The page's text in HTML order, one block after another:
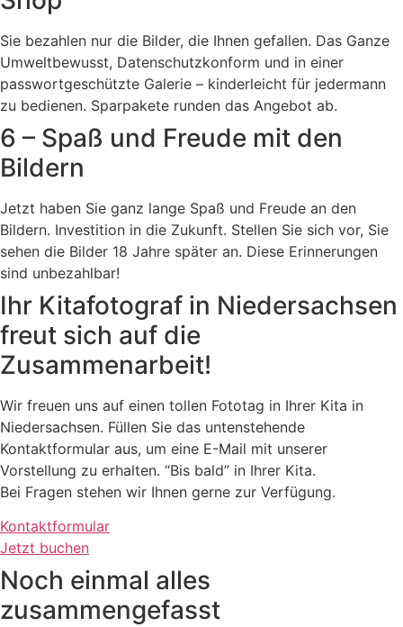
Sie bezahlen nur die Bilder, die Ihnen gefallen. Das Ganze
Umweltbewusst, Datenschutzkonform und in einer
passwortgeschützte Galerie – kinderleicht für jedermann
zu bedienen. Sparpakete runden das Angebot ab.
6 – Spaß und Freude mit den
Bildern
Jetzt haben Sie ganz lange Spaß und Freude an den
Bildern. Investition in die Zukunft. Stellen Sie sich vor, Sie
sehen die Bilder 18 Jahre später an. Diese Erinnerungen
sind unbezahlbar!
Ihr Kitafotograf in Niedersachsen
freut sich auf die
Zusammenarbeit!
Wir freuen uns auf einen tollen Fototag in Ihrer Kita in
Niedersachsen. Füllen Sie das untenstehende
Kontaktformular aus, um eine E-Mail mit unserer
Vorstellung zu erhalten. “Bis bald” in Ihrer Kita.
Bei Fragen stehen wir Ihnen gerne zur Verfügung.
Kontaktformular
Jetzt buchen
Noch einmal alles
zusammengefasst